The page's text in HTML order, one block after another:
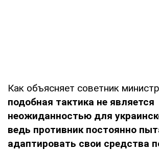
Как объясняет советник
подобная тактика не является
неожиданностью для
ведь противник постоянно
адаптировать свои средства